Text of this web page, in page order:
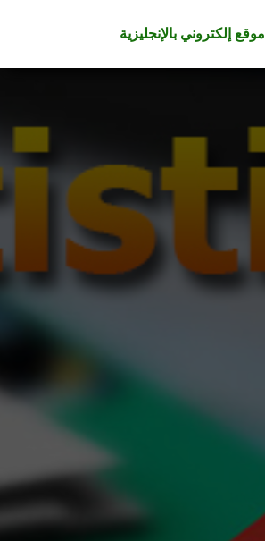
موقع إلكتروني بالإنجليزية